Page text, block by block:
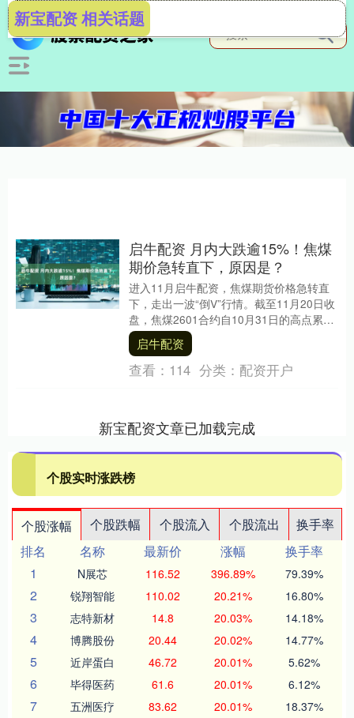
新宝配资 相关话题
启牛配资 月内大跌逾15%！焦煤
期价急转直下，原因是？
进入11月启牛配资，焦煤期货价格急转直
下，走出一波“倒V”行情。截至11月20日收
盘，焦煤2601合约自10月31日的高点累计
下跌205元/吨，跌幅为15.55....
启牛配资
查看： 114 分类： 配资开户
新宝配资文章已加载完成
个股实时涨跌榜
个股涨幅 个股跌幅 个股流入 个股流出
换手率
排名
名称 最新价 涨幅
换手率
1
N展芯 116.52 396.89% 79.39%
2 锐翔智能 110.02 20.21% 16.80%
3 志特新材 14.8 20.03% 14.18%
4 博腾股份 20.44 20.02% 14.77%
5 近岸蛋白 46.72 20.01% 5.62%
6 毕得医药 61.6 20.01% 6.12%
7 五洲医疗 83.62 20.01% 18.37%